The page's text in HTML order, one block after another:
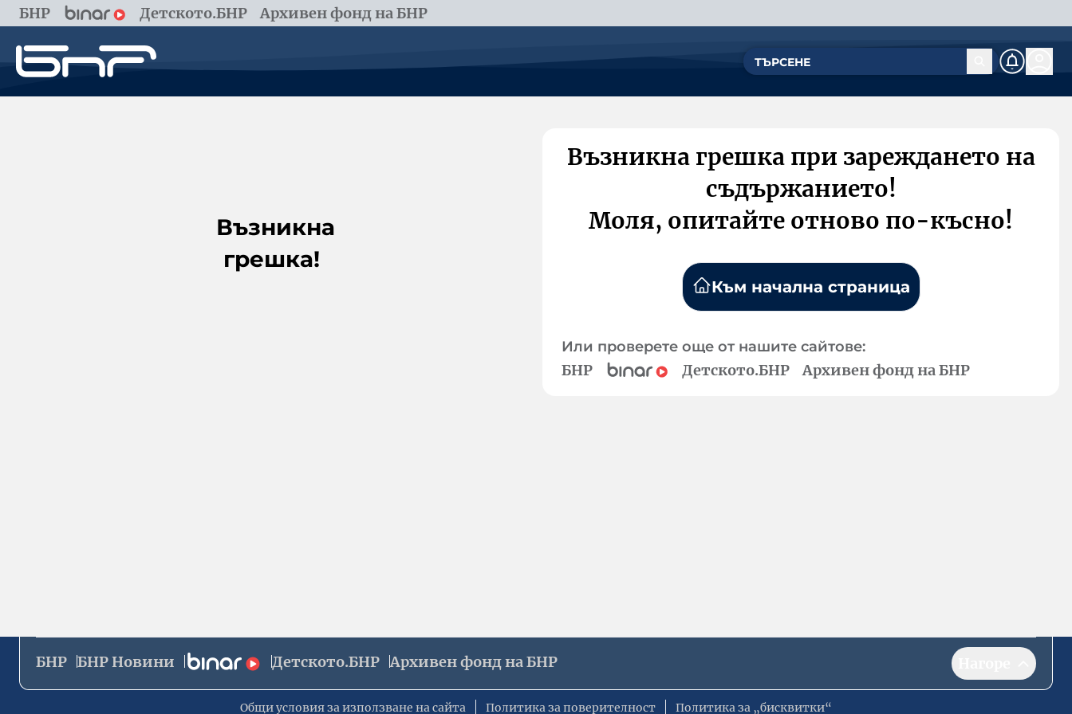
БНР Детското.БНР Архивен фонд на БНР
Възникна
грешка!
Възникна грешка при зареждането на
съдържанието!
Моля, опитайте отново по-късно!
Към начална страница
Или проверете още от нашите сайтове:
БНР Детското.БНР Архивен фонд на БНР
БНР БНР Новини Детското.БНР Архивен фонд на БНР
Общи условия за използване на сайта Политика за поверителност Политика за „бисквитки“